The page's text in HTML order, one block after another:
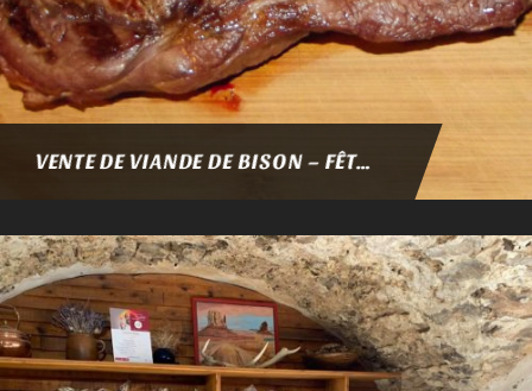
VENTE DE VIANDE DE BISON – FÊTES DE FIN D’ANNÉE 2021